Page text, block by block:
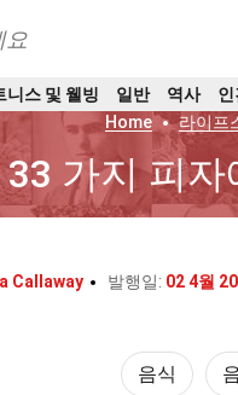
요
니스 및 웰빙 일반 역사
Home
라이프
33 가지 피자
Callaway 발행일: 02 4월
음식